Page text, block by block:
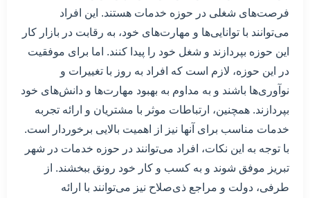
فرصت‌های شغلی در حوزه خدمات هستند. این افراد
می‌توانند با توانایی‌ها و مهارت‌های خود، به رقابت در بازار کار
این حوزه بپردازند و شغل خود را پیدا کنند. اما برای موفقیت
در این حوزه، لازم است که افراد به روز با تغییرات و
نوآوری‌ها باشند و به مداوم به بهبود مهارت‌ها و دانش‌های خود
بپردازند. همچنین، ارتباطات موثر با مشتریان و ارائه تجربه
خدمات مناسب برای آنها نیز از اهمیت بالایی برخوردار است.
با توجه به این نکات، افراد می‌توانند در حوزه خدمات در شهر
تبریز موفق شوند و به کسب و کار خود رونق ببخشند. از
طرفی، دولت و مراجع ذی‌صلاح نیز می‌توانند با ارائه